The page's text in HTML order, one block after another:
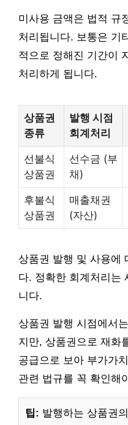
미사용 금액은 법적 규
처리됩니다. 보통은 기
적으로 정해진 기간이
처리하게 됩니다.
상품권
종류
발행 시점
회계처리
선불식
상품권
선수금 (부
채)
후불식
상품권
매출채권
(자산)
상품권 발행 및 사용에
다. 정확한 회계처리는
니다.
상품권 발행 시점에서
지만, 상품권으로 재화
공급으로 보아 부가가
관련 법규를 꼭 확인해
팁: 발행하는 상품권